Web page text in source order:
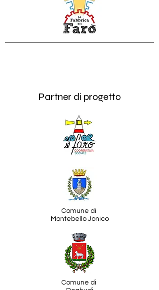
Partner di progetto
Comune di
Montebello Jonico
Comune di